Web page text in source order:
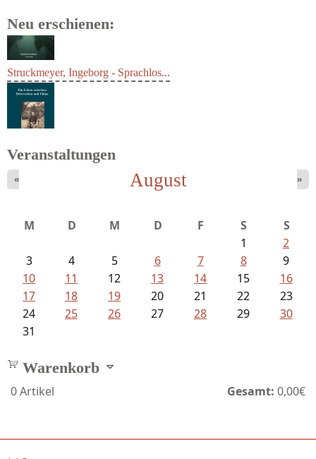
Neu erschienen:
Ein Leben zwischen Drievorden und...
Struckmeyer, Ingeborg - Sprachlos...
Veranstaltungen
August
« »
M D M D F S
S
1
2
3
4 5 6 7 8
9
10
11 12 13 14 15
16
17
18 19 20 21 22
23
24
25 26 27 28 29
30
31
Warenkorb
0Artikel Gesamt: 0,00€